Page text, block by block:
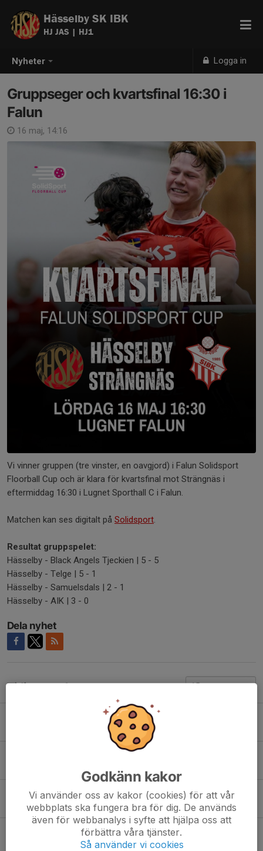
Nyheter Logga in
Hässelby SK IBK
HJ JAS | HJ1
Gruppseger och kvartsfinal 16:30 i
Falun
16 maj, 14:16
Vi vinner gruppen (tre vinster, en oavgjord) i Falun Solidsport
Floorball Cup och är klara för kvartsfinal mot Strängnäs i
eftermiddag 16:30 i Lugnet Sporthall C i Falun.
Matchen kan ses digitalt på Solidsport.
Resultat gruppspelet:
Hässelby - Black Angels Tjeckien | 5 - 5
Hässelby - Telge | 5 - 1
Hässelby - Samuelsdals | 2 - 1
Hässelby - AIK | 3 - 0
Dela nyhet
Tidigare nyheter
Inför 2026/2027 | Provträna med Hässelby JAS
Juniorallsvenskan 26/27 | Elvin Rosberg
Juniorallsvenskan 26/27 | Marcus Junbrink
25 jun, 15:19
Juniorallsvenskan 26/27 | Benjamin Markenbjörk
24 jun, 10:51
Godkänn kakor
Vi använder oss av kakor (cookies) för att vår
webbplats ska fungera bra för dig. De används
även för webbanalys i syfte att hjälpa oss att
förbättra våra tjänster.
Så använder vi cookies